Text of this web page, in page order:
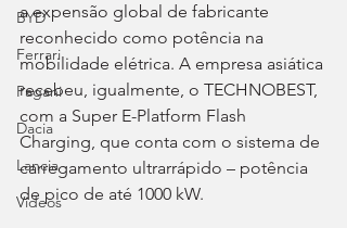
BYD
Ferrari
Pagani
Dacia
Lancia
Videos
a expensão global de fabricante
reconhecido como potência na
mobilidade elétrica. A empresa asiática
recebeu, igualmente, o TECHNOBEST,
com a Super E-Platform Flash
Charging, que conta com o sistema de
carregamento ultrarrápido – potência
de pico de até 1000 kW.